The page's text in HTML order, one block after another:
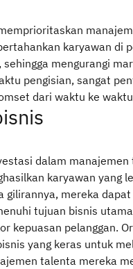
karyawan di
mengurangi
pengisian, sangat
dari waktu ke
dalam
karyawan yang
gilirannya, mereka
tujuan bisnis
kepuasan pelanggan.
yang keras untuk
talenta mereka